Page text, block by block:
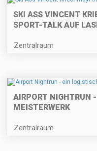
SKI ASS VINCENT
SPORT-TALK AUF
Zentralraum
AIRPORT NIGHTRUN
MEISTERWERK
Zentralraum